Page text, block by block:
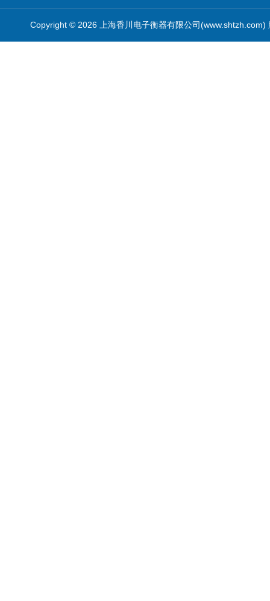
Copyright © 2026 上海香川电子衡器有限公司(www.shtzh.com)